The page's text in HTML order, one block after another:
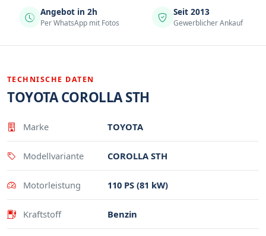
Angebot in 2h
Per WhatsApp mit Fotos
Seit 2013
Gewerblicher Ankauf
TECHNISCHE DATEN
TOYOTA COROLLA STH
Eigenschaft
Marke TOYOTA
Modellvariante COROLLA STH
Motorleistung 110 PS (81 kW)
Kraftstoff Benzin